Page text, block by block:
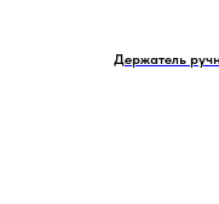
Держатель